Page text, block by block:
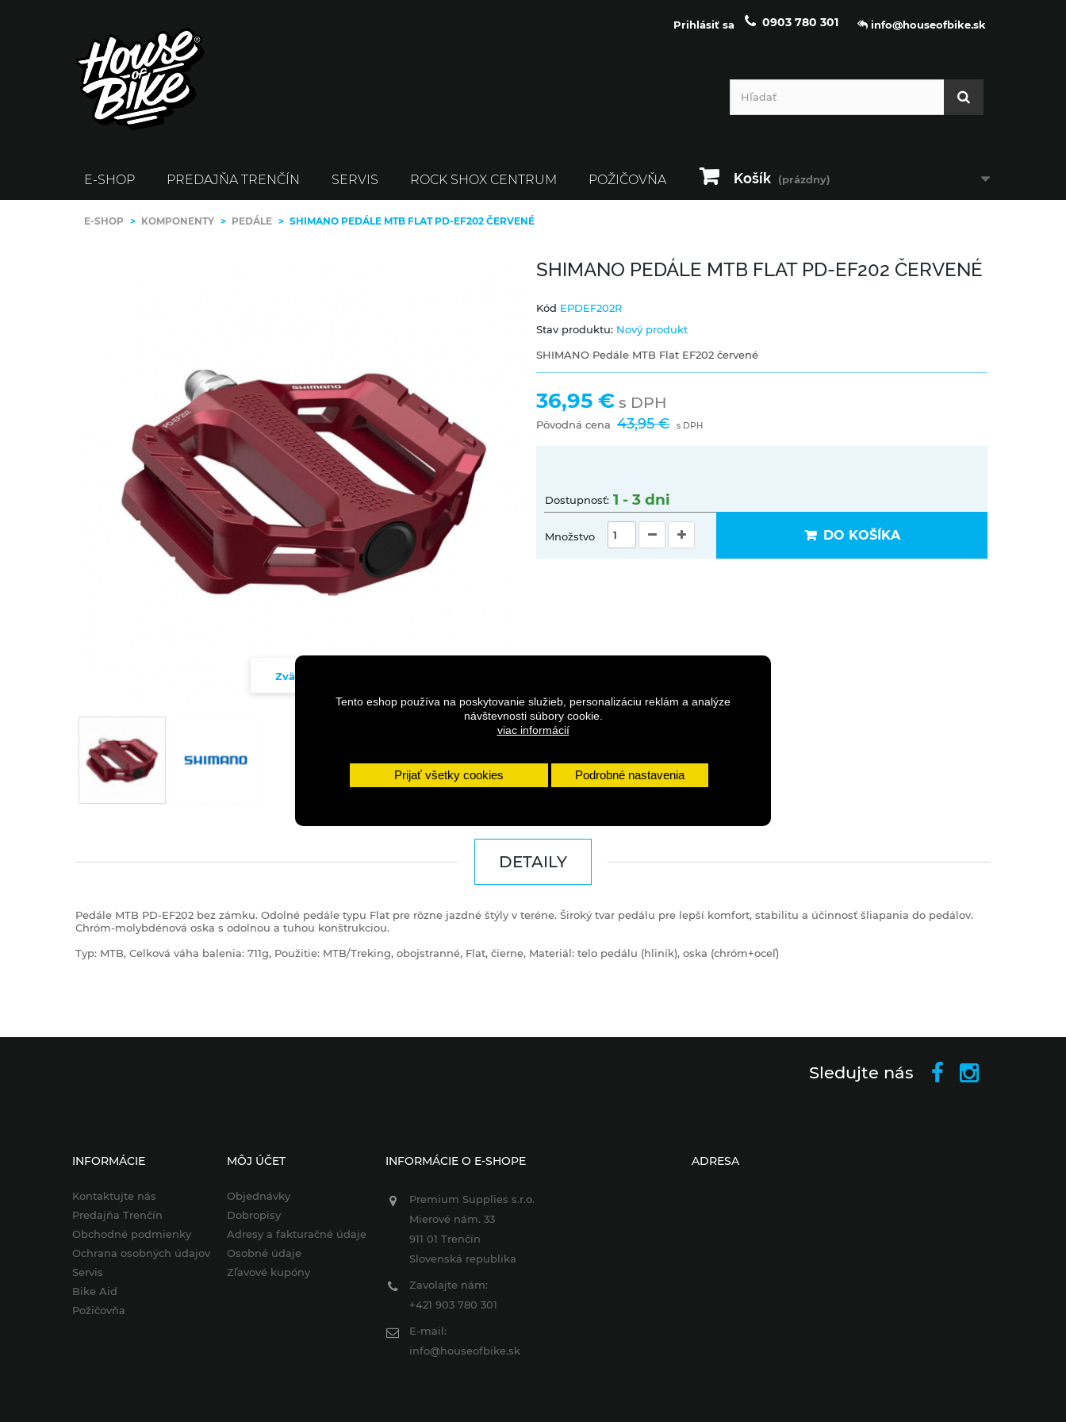
Tento eshop používa na poskytovanie služieb, personalizáciu reklám a analýze
návštevnosti súbory cookie.
viac informácií
Prijať všetky cookies Podrobné nastavenia
info@houseofbike.sk
0903 780 301
Prihlásiť sa
Košík (prázdny)
E-SHOP PREDAJŇA TRENČÍN SERVIS ROCK SHOX CENTRUM POŽIČOVŇA
E-SHOP > KOMPONENTY > PEDÁLE > SHIMANO PEDÁLE MTB FLAT PD-EF202 ČERVENÉ
Zväčšiť
SHIMANO PEDÁLE MTB FLAT PD-EF202 ČERVENÉ
Kód EPDEF202R
Stav produktu: Nový produkt
SHIMANO Pedále MTB Flat EF202 červené
36,95 € s DPH
Pôvodná cena 43,95 € s DPH
Dostupnosť: 1 - 3 dni
Množstvo DO KOŠÍKA
DETAILY
Pedále MTB PD-EF202 bez zámku. Odolné pedále typu Flat pre rôzne jazdné štýly v teréne. Široký tvar pedálu pre lepší komfort, stabilitu a účinnosť šliapania do pedálov.
Chróm-molybdénová oska s odolnou a tuhou konštrukciou.
Typ: MTB, Celková váha balenia: 711g, Použitie: MTB/Treking, obojstranné, Flat, čierne, Materiál: telo pedálu (hliník), oska (chróm+oceľ)
Sledujte nás
INFORMÁCIE
Kontaktujte nás
Predajňa Trenčín
Obchodné podmienky
Ochrana osobných údajov
Servis
Bike Aid
Požičovňa
MÔJ ÚČET
Objednávky
Dobropisy
Adresy a fakturačné údaje
Osobné údaje
Zľavové kupóny
INFORMÁCIE O E-SHOPE
Premium Supplies s.r.o.
Mierové nám. 33
911 01 Trenčín
Slovenská republika
Zavolajte nám:
+421 903 780 301
E-mail:
info@houseofbike.sk
ADRESA